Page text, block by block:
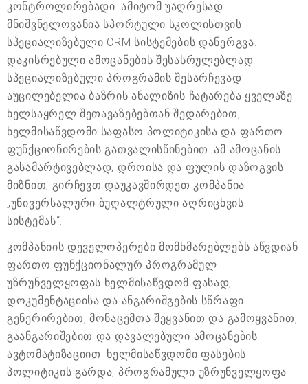
კონტროლირებადი. ამიტომ უაღრესად
მნიშვნელოვანია სპორტული სკოლისთვის
სპეციალიზებული CRM სისტემების დანერგვა.
დაკისრებული ამოცანების შესასრულებლად
სპეციალიზებული პროგრამის შესარჩევად
აუცილებელია ბაზრის ანალიზის ჩატარება ყველაზე
ხელსაყრელ შეთავაზებებთან შედარებით,
ხელმისაწვდომი საფასო პოლიტიკისა და ფართო
ფუნქციონირების გათვალისწინებით. ამ ამოცანის
გასამარტივებლად, დროისა და ფულის დაზოგვის
მიზნით, გირჩევთ დაუკავშირდეთ კომპანია
„უნივერსალური ბუღალტრული აღრიცხვის
სისტემას“.
კომპანიის დეველოპერები მომხმარებლებს აწვდიან
ფართო ფუნქციონალურ პროგრამულ
უზრუნველყოფას ხელმისაწვდომ ფასად,
დოკუმენტაციისა და ანგარიშგების სწრაფი
გენერირებით, მონაცემთა შეყვანით და გამოყვანით,
გაანგარიშებით და დავალებული ამოცანების
ავტომატიზაციით. ხელმისაწვდომი ფასების
პოლიტიკის გარდა, პროგრამული უზრუნველყოფა